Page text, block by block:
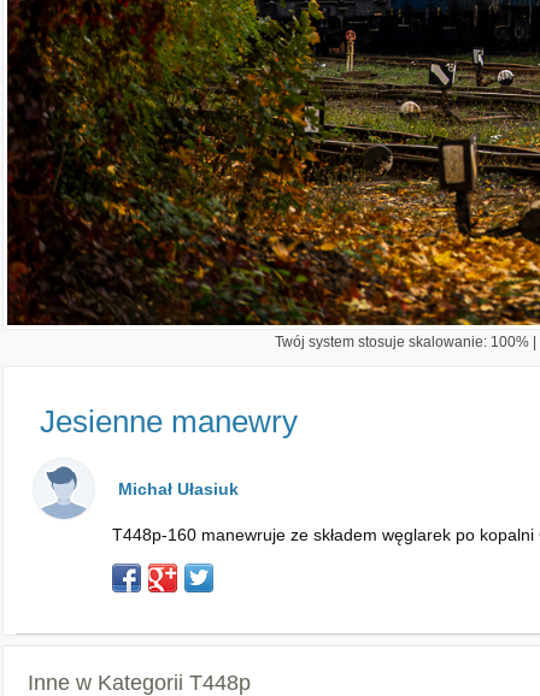
Twój system stosuje skalowanie: 100%
Jesienne manewry
Michał Ułasiuk
T448p-160 manewruje ze składem węglarek po kopalni
Inne w Kategorii T448p